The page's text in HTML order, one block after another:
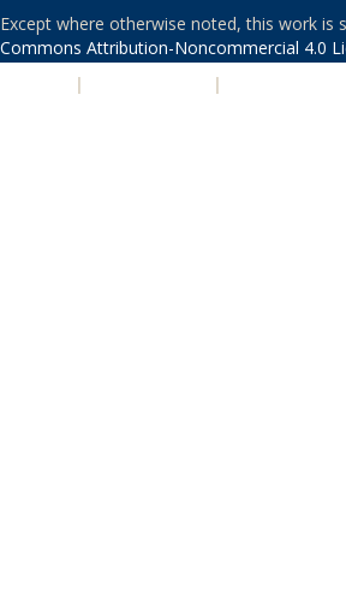
Except where otherwise noted, this work is
Commons Attribution-Noncommercial 4.0
| |